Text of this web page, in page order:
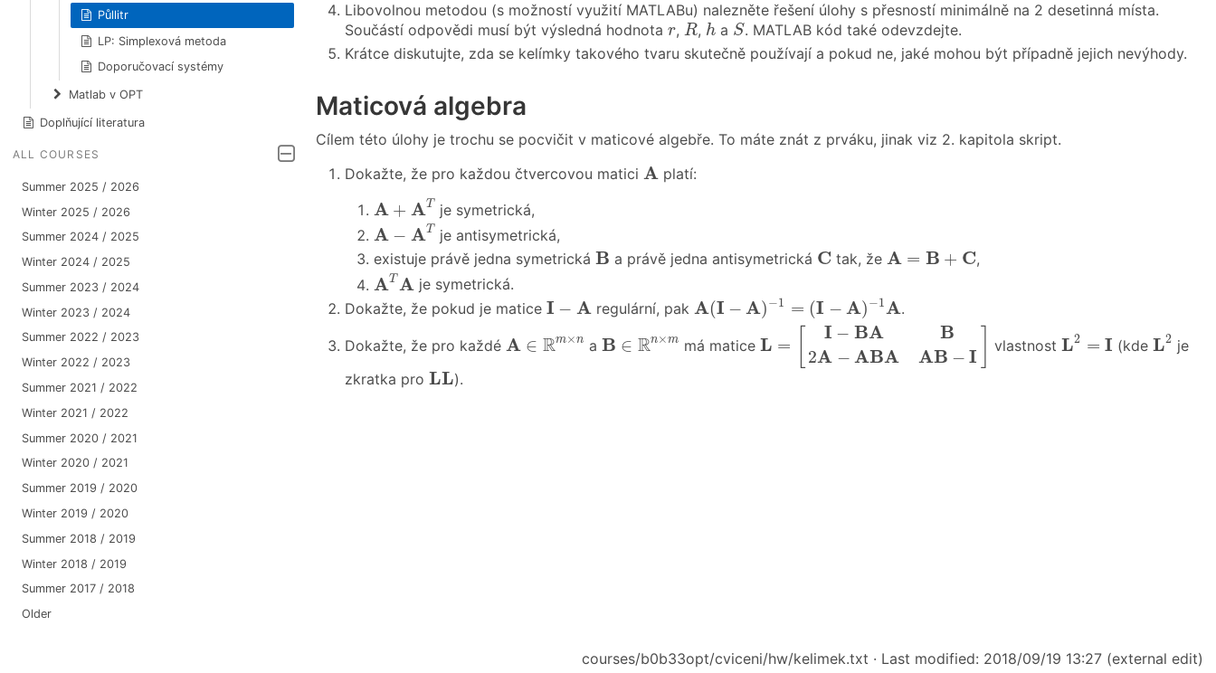
Půllitr
LP: Simplexová metoda
Doporučovací systémy
Matlab v OPT
Doplňující literatura
ALL COURSES
Summer 2025 / 2026
Winter 2025 / 2026
Summer 2024 / 2025
Winter 2024 / 2025
Summer 2023 / 2024
Winter 2023 / 2024
Summer 2022 / 2023
Winter 2022 / 2023
Summer 2021 / 2022
Winter 2021 / 2022
Summer 2020 / 2021
Winter 2020 / 2021
Summer 2019 / 2020
Winter 2019 / 2020
Summer 2018 / 2019
Winter 2018 / 2019
Summer 2017 / 2018
Older
Libovolnou metodou (s možností využití MATLABu) nalezněte řešení úlohy s přesností minimálně na 2 desetinná místa.
Součástí odpovědi musí být výsledná hodnota r
r, R
R, h
h a S
S. MATLAB kód také odevzdejte.
Krátce diskutujte, zda se kelímky takového tvaru skutečně používají a pokud ne, jaké mohou být případně jejich nevýhody.
Maticová algebra
Cílem této úlohy je trochu se pocvičit v maticové algebře. To máte znát z prváku, jinak viz 2. kapitola skript.
Dokažte, že pro každou čtvercovou matici A
A platí:
A + AT
A T
je symetrická,
A − AT
A A T
je antisymetrická,
existuje právě jedna symetrická B
B a právě jedna antisymetrická C
C tak, že A = B + C
A +C ,
AT A
A TA
je symetrická.
Dokažte, že pokud je matice I − A
I− regulární, pak A(I − A)−1 = (I − A)−1A
A I− − 1=( A)− .
Dokažte, že pro každé A ∈ Rm×n
A ∈Rm×n a B ∈ Rn×m
B∈Rn×m má matice L =
I − BA B
2A − ABA AB − I
L −B AB A− A −I]
vlastnostL2 = I
L 2 (kdeL2
L 2 je
zkratka pro LL
L L ).
courses/b0b33opt/cviceni/hw/kelimek.txt · Last modified: 2018/09/19 13:27 (external edit)